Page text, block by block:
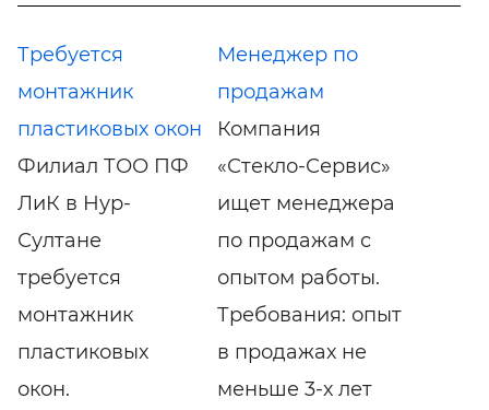
Требуется
монтажник
пластиковых окон
Филиал ТОО ПФ
ЛиК в Нур-
Султане
требуется
монтажник
пластиковых
окон.
Менеджер по
продажам
Компания
«Стекло-Сервис»
ищет менеджера
по продажам с
опытом работы.
Требования: опыт
в продажах не
меньше 3-х лет